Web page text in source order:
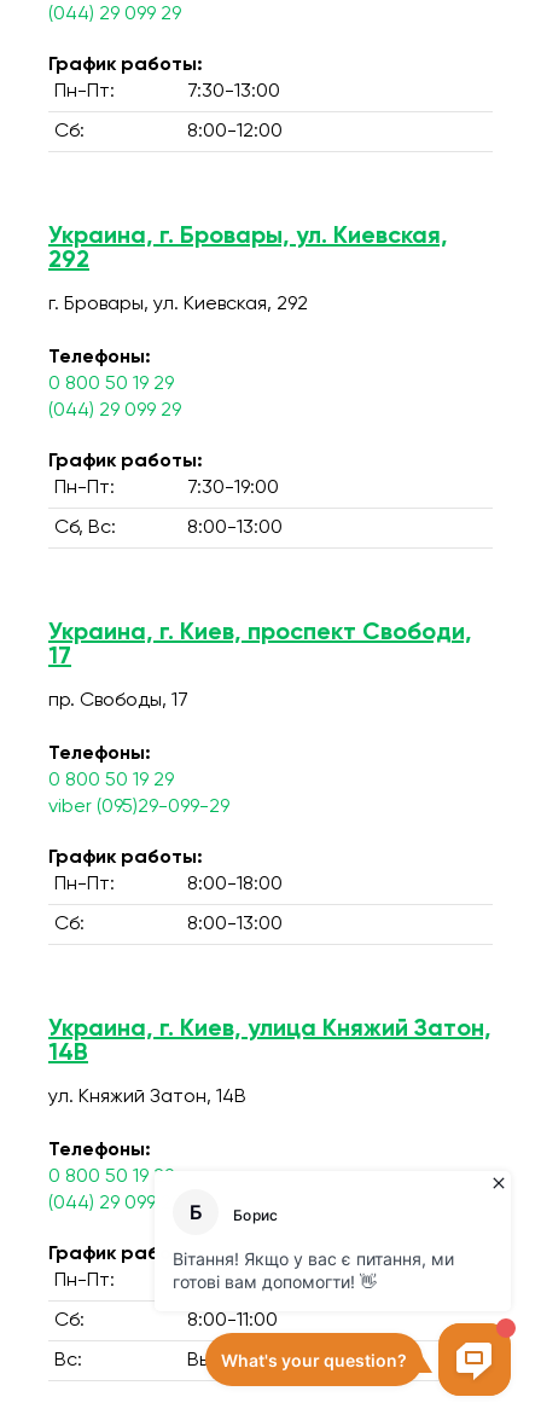
(044) 29 099 29
График работы:
Пн-Пт:
7:30-13:00
Сб: 8:00-12:00
Украина, г. Бровары, ул. Киевская,
292
г. Бровары, ул. Киевская, 292
Телефоны:
0 800 50 19 29
(044) 29 099 29
График работы:
Пн-Пт:
7:30-19:00
Сб, Вс: 8:00-13:00
Украина, г. Киев, проспект Свободи,
17
пр. Свободы, 17
Телефоны:
0 800 50 19 29
viber (095)29-099-29
График работы:
Пн-Пт:
8:00-18:00
Сб: 8:00-13:00
Украина, г. Киев, улица Княжий Затон,
14В
ул. Княжий Затон, 14В
Телефоны:
0 800 50 19 29
(044) 29 099 29
График работы:
Пн-Пт:
7:30-12:00
Сб: 8:00-11:00
Вс: Выходной